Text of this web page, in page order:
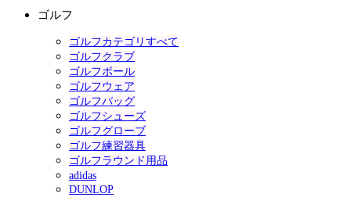
ゴルフ
ゴルフカテゴリすべて
ゴルフクラブ
ゴルフボール
ゴルフウェア
ゴルフバッグ
ゴルフシューズ
ゴルフグローブ
ゴルフ練習器具
ゴルフラウンド用品
adidas
DUNLOP